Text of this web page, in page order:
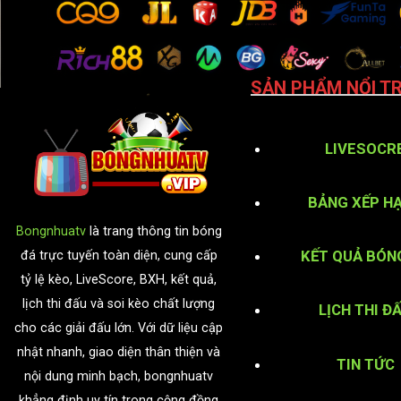
Bongnhuatvlà trang thông tin bóng
đá trực tuyến toàn diện, cung cấp
tỷ lệ kèo, LiveScore, BXH, kết quả,
lịch thi đấu và soi kèo chất lượng
cho các giải đấu lớn. Với dữ liệu cập
nhật nhanh, giao diện thân thiện và
nội dung minh bạch, bongnhuatv
SẢN PHẨM NỔI
BẢNG XẾP
KẾT QUẢ
LỊCH THI
TIN TỨC